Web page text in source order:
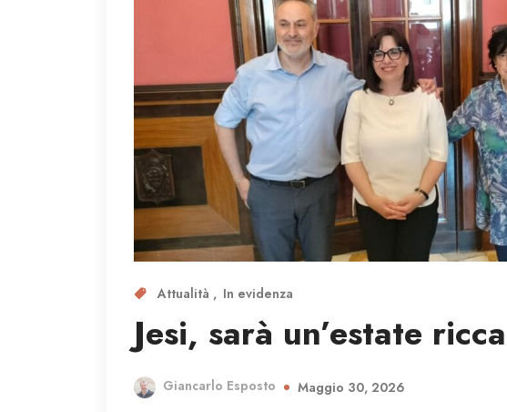
Attualità In evidenza
Jesi, sarà un’estate
Giancarlo Esposto Maggio 30, 2026